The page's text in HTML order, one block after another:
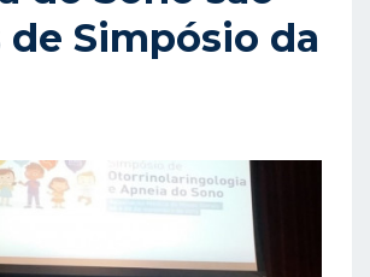
Simpósio da